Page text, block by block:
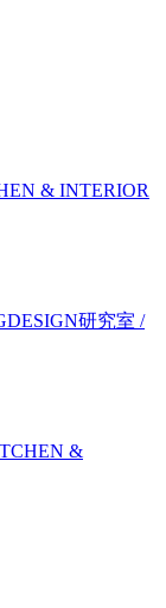
& INTERIOR
研究室 /
&